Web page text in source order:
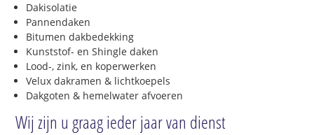
Dakisolatie
Pannendaken
Bitumen dakbedekking
Kunststof- en Shingle daken
Lood-, zink, en koperwerken
Velux dakramen & lichtkoepels
Dakgoten & hemelwater afvoeren
Wij zijn u graag ieder jaar van dienst